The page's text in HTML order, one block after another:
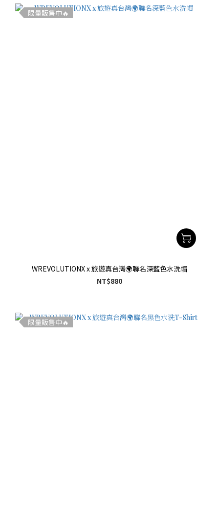
限量販售中🔥
WREVOLUTIONX x 旅遊真台灣🌍聯名深藍色水洗帽
NT$880
限量販售中🔥